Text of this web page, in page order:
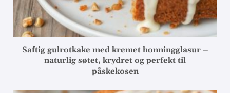
Saftig gulrotkake med kremet honningglasur –
naturlig søtet, krydret og perfekt til
påskekosen